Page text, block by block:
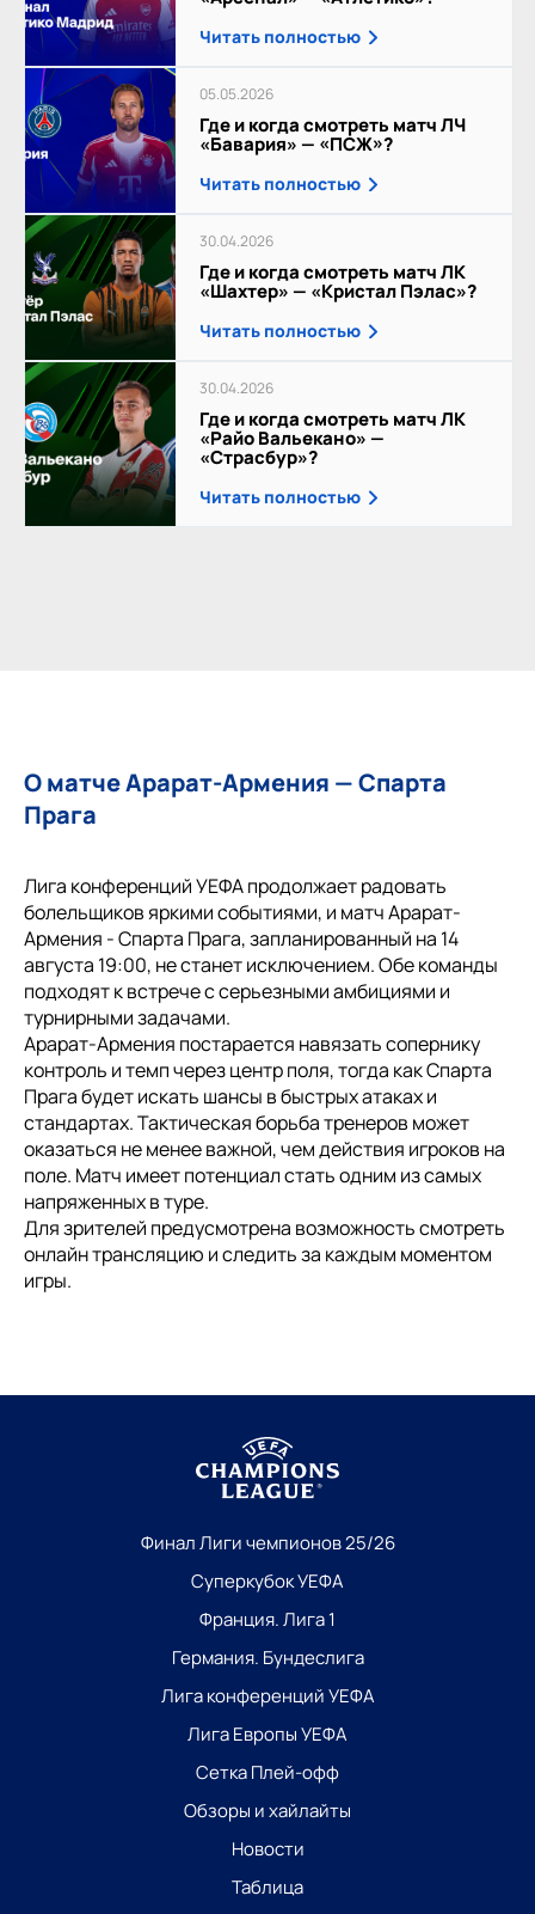
Читать полностью
05.05.2026
Где и когда смотреть матч ЛЧ
«Бавария» — «ПСЖ»?
Читать полностью
30.04.2026
Где и когда смотреть матч ЛК
«Шахтер» — «Кристал Пэлас»?
Читать полностью
30.04.2026
Где и когда смотреть матч ЛК
«Райо Вальекано» —
«Страсбур»?
Читать полностью
О матче Арарат-Армения — Спарта
Прага
Лига конференций УЕФА продолжает радовать
болельщиков яркими событиями, и матч Арарат-
Армения - Спарта Прага, запланированный на 14
августа 19:00, не станет исключением. Обе команды
подходят к встрече с серьезными амбициями и
турнирными задачами.
Арарат-Армения постарается навязать сопернику
контроль и темп через центр поля, тогда как Спарта
Прага будет искать шансы в быстрых атаках и
стандартах. Тактическая борьба тренеров может
оказаться не менее важной, чем действия игроков на
поле. Матч имеет потенциал стать одним из самых
напряженных в туре.
Для зрителей предусмотрена возможность смотреть
онлайн трансляцию и следить за каждым моментом
игры.
Финал Лиги чемпионов 25/26
Суперкубок УЕФА
Франция. Лига 1
Германия. Бундеслига
Лига конференций УЕФА
Лига Европы УЕФА
Сетка Плей-офф
Обзоры и хайлайты
Новости
Таблица